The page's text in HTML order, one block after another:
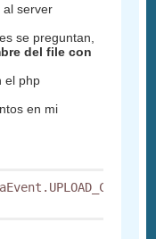
al server
se preguntan,
del file con
el php
en mi